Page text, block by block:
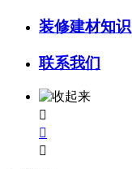
装修建材知识
联系我们


